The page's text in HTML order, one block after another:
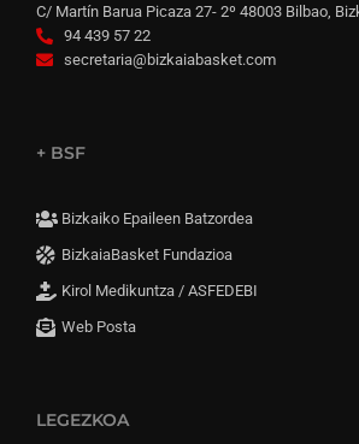
C/ Martín Barua Picaza 27- 2º 48003 Bilbao,
94 439 57 22
secretaria@bizkaiabasket.com
+ BSF
Bizkaiko Epaileen Batzordea
BizkaiaBasket Fundazioa
Kirol Medikuntza / ASFEDEBI
Web Posta
LEGEZKOA